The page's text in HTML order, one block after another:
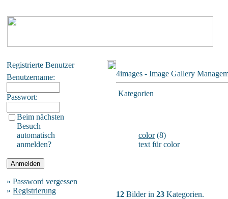
Registrierte Benutzer
Benutzername:
Passwort:
Beim nächsten
Besuch
automatisch
anmelden?
» Password vergessen
» Registrierung
4images - Image Gallery
Kategorien
color(8)
text für color
12 Bilder in 23 Kategorien.